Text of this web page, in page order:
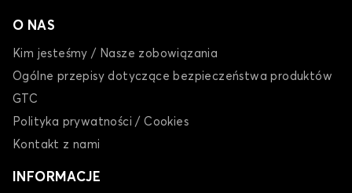
O NAS
Kim jesteśmy / Nasze zobowiązania
Ogólne przepisy dotyczące bezpieczeństwa produktów
GTC
Polityka prywatności / Cookies
Kontakt z nami
INFORMACJE